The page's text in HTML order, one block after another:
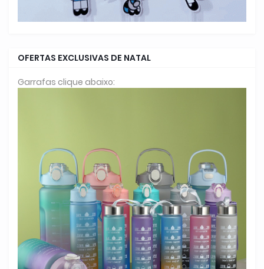
OFERTAS EXCLUSIVAS DE NATAL
Garrafas clique abaixo: